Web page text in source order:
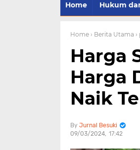
Home Hukum
Home › Berita Utama
Harga
Harga
Naik
Jurnal Besuki
09/03/2024 17:42